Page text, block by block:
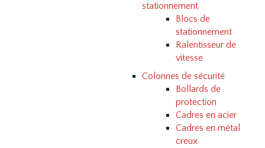
stationnement
Blocs de
stationnement
Ralentisseur de
vitesse
Colonnes de sécurité
Bollards de
protection
Cadres en acier
Cadres en métal
creux